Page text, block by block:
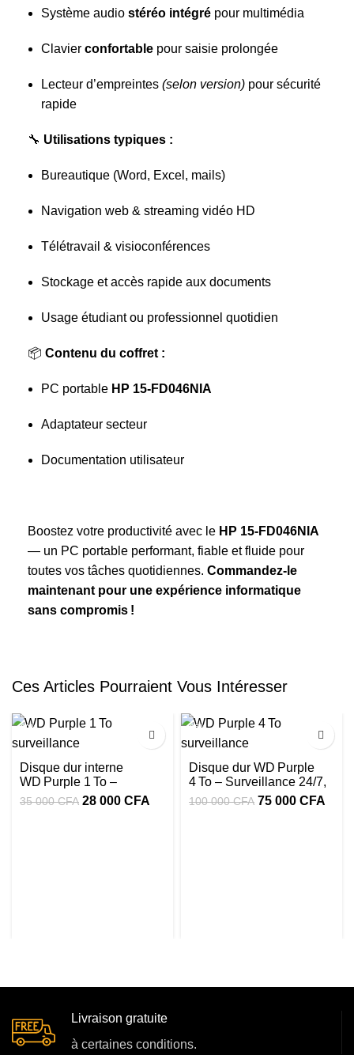
Système audio stéréo intégré pour multimédia
Clavier confortable pour saisie prolongée
Lecteur d’empreintes (selon version) pour sécurité
rapide
🔧 Utilisations typiques :
Bureautique (Word, Excel, mails)
Navigation web & streaming vidéo HD
Télétravail & visioconférences
Stockage et accès rapide aux documents
Usage étudiant ou professionnel quotidien
📦 Contenu du coffret :
PC portable HP 15‑FD046NIA
Adaptateur secteur
Documentation utilisateur
Boostez votre productivité avec le HP 15‑FD046NIA
— un PC portable performant, fiable et fluide pour
toutes vos tâches quotidiennes. Commandez‑le
maintenant pour une expérience informatique
sans compromis !
Ces Articles Pourraient Vous Intéresser
-20%
Disque dur interne
WD Purple 1 To –
Surveillance 24/7,
35 000CFA 28 000 CFA
-25%
Disque dur WD Purple
4 To – Surveillance 24/7,
3,5″ SATA III, cache
100 000CFA 75 000 CFA
Livraison gratuite
à certaines conditions.